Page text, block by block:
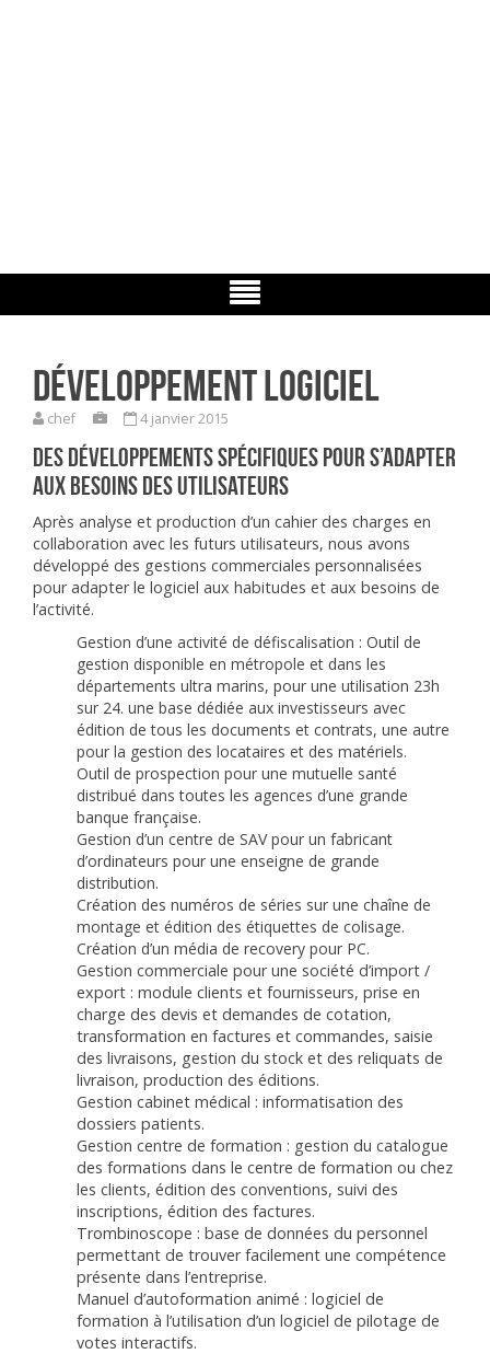
Développement logiciel
chef 4 janvier 2015
Des développements spécifiques pour s’adapter
aux besoins des utilisateurs
Après analyse et production d’un cahier des charges en
collaboration avec les futurs utilisateurs, nous avons
développé des gestions commerciales personnalisées
pour adapter le logiciel aux habitudes et aux besoins de
l’activité.
Gestion d’une activité de défiscalisation : Outil de
gestion disponible en métropole et dans les
départements ultra marins, pour une utilisation 23h
sur 24. une base dédiée aux investisseurs avec
édition de tous les documents et contrats, une autre
pour la gestion des locataires et des matériels.
Outil de prospection pour une mutuelle santé
distribué dans toutes les agences d’une grande
banque française.
Gestion d’un centre de SAV pour un fabricant
d’ordinateurs pour une enseigne de grande
distribution.
Création des numéros de séries sur une chaîne de
montage et édition des étiquettes de colisage.
Création d’un média de recovery pour PC.
Gestion commerciale pour une société d’import /
export : module clients et fournisseurs, prise en
charge des devis et demandes de cotation,
transformation en factures et commandes, saisie
des livraisons, gestion du stock et des reliquats de
livraison, production des éditions.
Gestion cabinet médical : informatisation des
dossiers patients.
Gestion centre de formation : gestion du catalogue
des formations dans le centre de formation ou chez
les clients, édition des conventions, suivi des
inscriptions, édition des factures.
Trombinoscope : base de données du personnel
permettant de trouver facilement une compétence
présente dans l’entreprise.
Manuel d’autoformation animé : logiciel de
formation à l’utilisation d’un logiciel de pilotage de
votes interactifs.